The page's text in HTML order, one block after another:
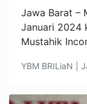
Jawa Barat –
Januari 2024
Mustahik
YBM BRILiaN |